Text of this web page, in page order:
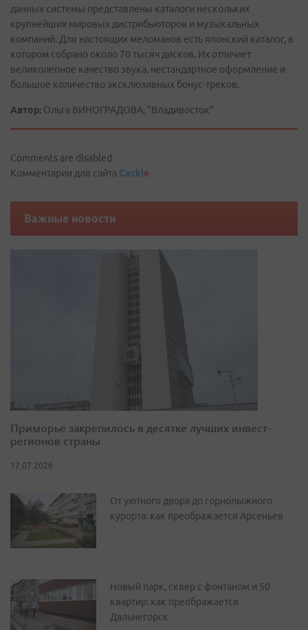
данных системы представлены каталоги нескольких
крупнейших мировых дистрибьюторов и музыкальных
компаний. Для настоящих меломанов есть японский каталог, в
котором собрано около 70 тысяч дисков. Их отличает
великолепное качество звука, нестандартное оформление и
большое количество эксклюзивных бонус-треков.
Автор: Ольга ВИНОГРАДОВА, "Владивосток"
Comments are disabled
Комментарии для сайта Cackle
Важные новости
Приморье закрепилось в десятке лучших инвест-
регионов страны
17.07.2026
От уютного двора до горнолыжного
курорта: как преображается Арсеньев
Новый парк, сквер с фонтаном и 50
квартир: как преображается
Дальнегорск